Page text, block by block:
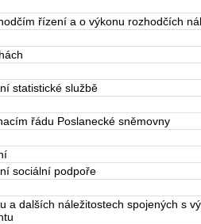
řízení a o výkonu rozhodčích
statistické službě
řádu Poslanecké sněmovny
sociální podpoře
a dalších náležitostech spojených s